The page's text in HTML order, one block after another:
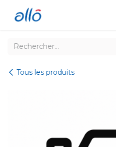
Tous les produits